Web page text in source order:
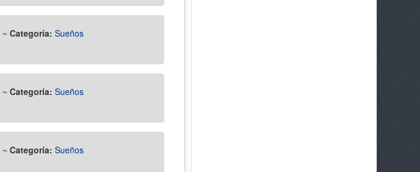
~ Categoría: Sueños
~ Categoría: Sueños
~ Categoría: Sueños